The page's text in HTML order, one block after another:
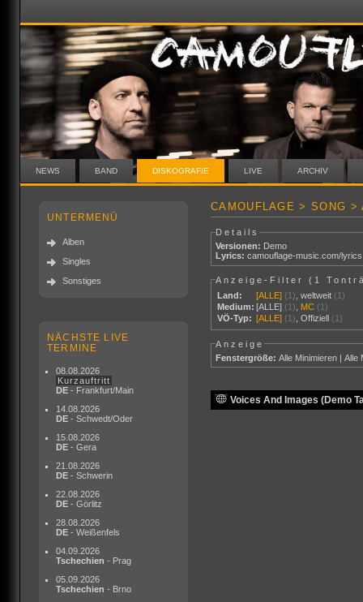
NEWS BAND DISKOGRAFIE LIVE ARCHIV
UNTERMENÜ
Alben
Singles
Sonstiges
NÄCHSTE LIVE
TERMINE
08.08.2026
Kurzauftritt
DE - Frankfurt/Main
14.08.2026
DE - Schwedt/Oder
15.08.2026
DE - Gera
21.08.2026
DE - Schwerin
22.08.2026
DE - Görlitz
28.08.2026
DE - Weißenfels
04.09.2026
Tschechien - Prag
05.09.2026
Tschechien - Brno
CAMOUFLAGE > SONG
Details
Versionen: Demo
Lyrics: camouflage-music.com/
Anzeige-Filter ( 1
Land:
[ALLE] (1) ,weltweit (1)
Medium: [ALLE] (1) MC (1)
VÖ-Typ: [ALLE] (1) ,Offiziell (1)
Anzeige
Fenstergröße: Alle Minimieren |Alle
Voices And Images (Demo